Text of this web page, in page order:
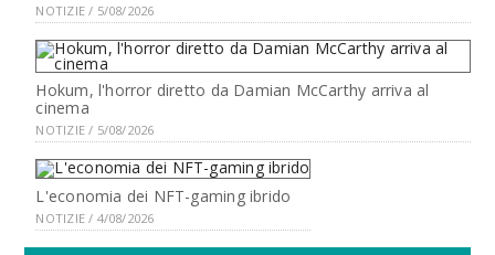
NOTIZIE / 5/08/2026
Hokum, l'horror diretto da Damian McCarthy arriva al
cinema
NOTIZIE / 5/08/2026
L'economia dei NFT-gaming ibrido
NOTIZIE / 4/08/2026